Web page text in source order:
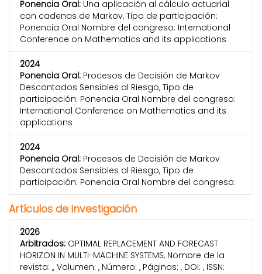
Ponencia Oral: Una aplicación al cálculo actuarial
con cadenas de Markov, Tipo de participación:
Ponencia Oral Nombre del congreso: International
Conference on Mathematics and its applications
2024
Ponencia Oral: Procesos de Decisión de Markov
Descontados Sensibles al Riesgo, Tipo de
participación: Ponencia Oral Nombre del congreso:
International Conference on Mathematics and its
applications
2024
Ponencia Oral: Procesos de Decisión de Markov
Descontados Sensibles al Riesgo, Tipo de
participación: Ponencia Oral Nombre del congreso:
Artículos de investigación
2026
Arbitrados: OPTIMAL REPLACEMENT AND FORECAST
HORIZON IN MULTI-MACHINE SYSTEMS, Nombre de la
revista: ,, Volumen: , Número: , Páginas: , DOI: , ISSN: